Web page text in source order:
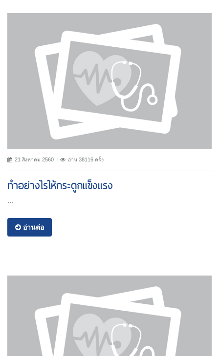
21 สิงหาคม 2560 อ่าน 38116 ครั้ง
ทำอย่างไรให้กระดูกแข็งแรง
...
อ่านต่อ